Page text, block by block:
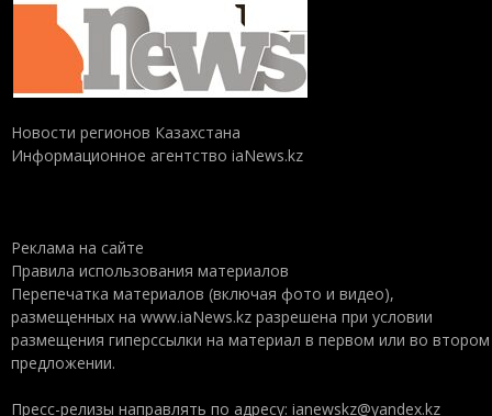
Новости регионов Казахстана
Информационное агентство iaNews.kz
Реклама на сайте
Правила использования материалов
Перепечатка материалов (включая фото и видео),
размещенных на www.iaNews.kz разрешена при условии
размещения гиперссылки на материал в первом или во втором
предложении.
Пресс-релизы направлять по адресу: ianewskz@yandex.kz